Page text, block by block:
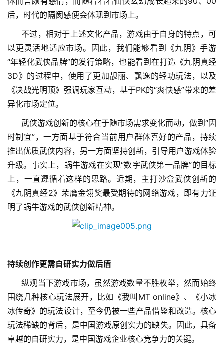
单
游
戏
闲
游
2
0
2
5
第
十
奖
7
月
后，时代的隔阂感便会体现到市场上。
不过，相对于上述文化产品，游戏由于自身的特点，可
以更灵活地适应市场。因此，我们能够看到《九阴》手游
“年轻化武侠品牌”的发行策略，也能看到在打造《九阴真经
3D》的过程中，使用了更加靓丽、飘逸的轻功玩法，以及
《决战光明顶》强调玩家互动，基于PK的“爽快感”带来的差
异化市场定位。
武侠游戏创新的核心在于随市场需求变化而动，做到“因
时制宜”，一方面基于符合当前用户群体喜好的产品，持续
推出优质武侠内容，另一方面坚持创新，引导用户游戏体验
升级。事实上，蜗牛游戏在实现“数字武侠第一品牌”的目标
上，一直遵循着这样的思路。近期，主打沙盒武侠创新的
《九阴真经2》荣膺金翎奖最受期待的网络游戏，即有力证
明了蜗牛游戏的武侠创新精神。
持续创作更需自研实力做后盾
纵观当下游戏市场，虽然游戏数量不胜枚举，然而始终
围绕几种核心玩法展开，比如《我叫MT online》、《小冰
冰传奇》的玩法设计，至今仍被一些产品借鉴和改造。核心
玩法稀缺的背后，是中国游戏原创实力的缺失。因此，具备
卓越的自研实力，是中国游戏企业核心竞争力的关键。